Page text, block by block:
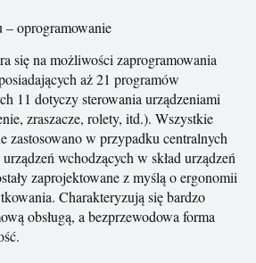
– oprogramowanie
się na możliwości zaprogramowania
aż 21 programów
11 dotyczy sterowania urządzeniami
zraszacze, rolety, itd.). Wszystkie
zastosowano w przypadku centralnych
wchodzących w skład urządzeń
zaprojektowane z myślą o ergonomii
Charakteryzują się bardzo
obsługą, a bezprzewodowa forma